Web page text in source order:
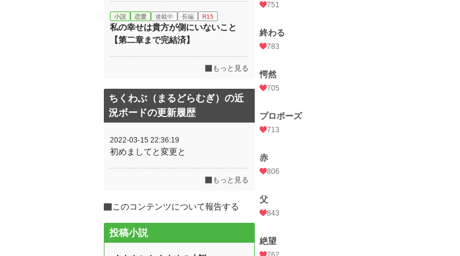
751
終わる
783
愕然
705
プロポーズ
713
赤
806
父
843
絶望
小説 恋愛 連載中 長編 R15
私の幸せは貴方が側にいないこと
【第二章まで完結済】
もっと見る
ちくわぶ（まるどらむぎ）の近
況ボードの更新履歴
2022-03-15 22:36:19
初めましてと変更と
もっと見る
このコンテンツについて報告する
投稿小説